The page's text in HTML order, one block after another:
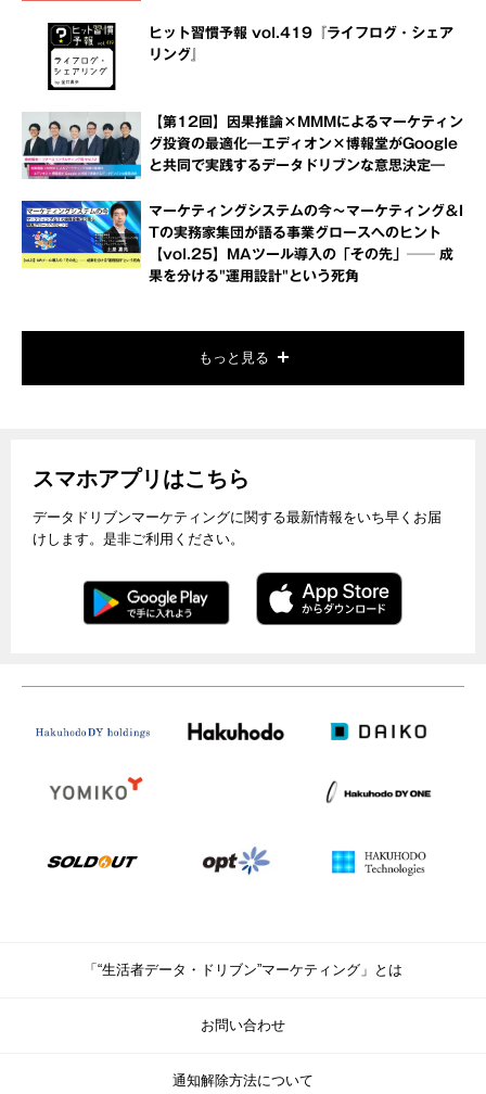
ヒット習慣予報 vol.419『ライフログ・シェア
リング』
【第12回】因果推論×MMMによるマーケティン
グ投資の最適化―エディオン×博報堂がGoogle
と共同で実践するデータドリブンな意思決定―
マーケティングシステムの今～マーケティング＆I
Tの実務家集団が語る事業グロースへのヒント
【vol.25】MAツール導入の「その先」── 成
果を分ける"運用設計"という死角
もっと見る
スマホアプリはこちら
データドリブンマーケティングに関する最新情報をいち早くお届
けします。是非ご利用ください。
「“生活者データ・ドリブン”マーケティング」とは
お問い合わせ
通知解除方法について